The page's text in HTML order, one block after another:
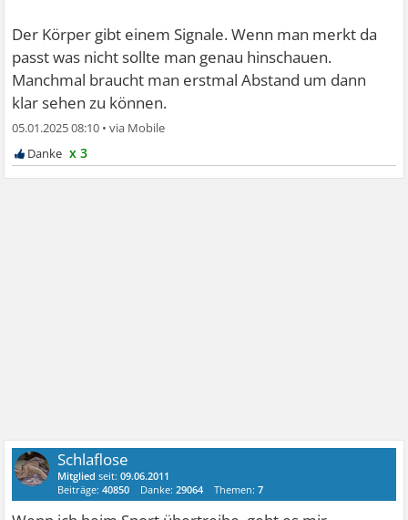
Der Körper gibt einem Signale. Wenn man merkt da
passt was nicht sollte man genau hinschauen.
Manchmal braucht man erstmal Abstand um dann
klar sehen zu können.
05.01.2025 08:10 •
x 3
Schlaflose
Mitglied seit:09.06.2011
Beiträge:40850 Danke:29064 Themen:7